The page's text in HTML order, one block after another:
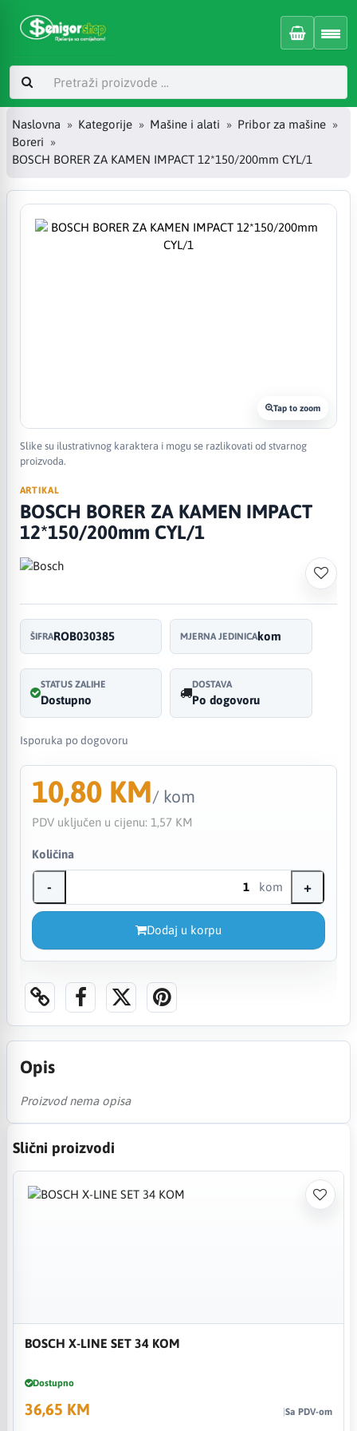
Naslovna Kategorije Mašine i alati
Pribor za mašine
Boreri
BOSCH BORER ZA KAMEN IMPACT 12*150/200mm CYL/1
Tap to zoom
Slike su ilustrativnog karaktera i mogu se razlikovati od stvarnog
proizvoda.
ARTIKAL
BOSCH BORER ZA KAMEN IMPACT
12*150/200mm CYL/1
ŠIFRAROB030385 MJERNA JEDINICAkom
STATUS ZALIHE
Dostupno
DOSTAVA
Po dogovoru
Isporuka po dogovoru
10,80 KM/ kom
PDV uključen u cijenu: 1,57 KM
Količina
- kom +
Dodaj u korpu
Opis
Proizvod nema opisa
Slični proizvodi
BOSCH X-LINE SET 34 KOM
Dostupno
36,65 KM Sa PDV-om